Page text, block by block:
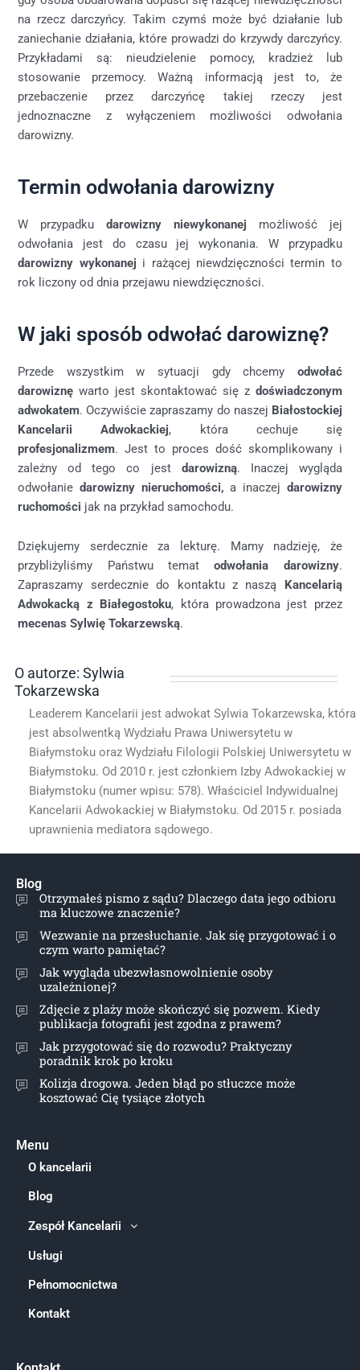
na rzecz darczyńcy. Takim czymś może być działanie lub
zaniechanie działania, które prowadzi do krzywdy darczyńcy.
Przykładami są: nieudzielenie pomocy, kradzież lub
stosowanie przemocy. Ważną informacją jest to, że
przebaczenie przez darczyńcę takiej rzeczy jest
jednoznaczne z wyłączeniem możliwości odwołania
darowizny.
Termin odwołania darowizny
W przypadkudarowizny niewykonanej możliwość jej
odwołania jest do czasu jej wykonania. W przypadku
darowizny wykonanej i rażącej niewdzięczności termin to
rok liczony od dnia przejawu niewdzięczności.
W jaki sposób odwołać darowiznę?
Przede wszystkim w sytuacji gdy chcemy odwołać
darowiznę warto jest skontaktować się z doświadczonym
adwokatem. Oczywiście zapraszamy do naszej Białostockiej
Kancelarii Adwokackiej, która cechuje się
profesjonalizmem. Jest to proces dość skomplikowany i
zależny od tego co jest darowizną. Inaczej wygląda
odwołaniedarowizny nieruchomości, a inaczej darowizny
ruchomości jak na przykład samochodu.
Dziękujemy serdecznie za lekturę. Mamy nadzieję, że
przybliżyliśmy Państwu tematodwołania darowizny.
Zapraszamy serdecznie do kontaktu z naszą Kancelarią
Adwokacką z Białegostoku, która prowadzona jest przez
mecenas Sylwię Tokarzewską.
O autorze: Sylwia
Tokarzewska
Leaderem Kancelarii jest adwokat Sylwia Tokarzewska, która
jest absolwentką Wydziału Prawa Uniwersytetu w
Białymstoku oraz Wydziału Filologii Polskiej Uniwersytetu w
Białymstoku. Od 2010 r. jest członkiem Izby Adwokackiej w
Białymstoku (numer wpisu: 578). Właściciel Indywidualnej
Kancelarii Adwokackiej w Białymstoku. Od 2015 r. posiada
uprawnienia mediatora sądowego.
Blog
Otrzymałeś pismo z sądu? Dlaczego data jego odbioru
ma kluczowe znaczenie?
Wezwanie na przesłuchanie. Jak się przygotować i o
czym warto pamiętać?
Jak wygląda ubezwłasnowolnienie osoby
uzależnionej?
Zdjęcie z plaży może skończyć się pozwem. Kiedy
publikacja fotografii jest zgodna z prawem?
Jak przygotować się do rozwodu? Praktyczny
poradnik krok po kroku
Kolizja drogowa. Jeden błąd po stłuczce może
kosztować Cię tysiące złotych
Menu
O kancelarii
Blog
Zespół Kancelarii
Usługi
Pełnomocnictwa
Kontakt